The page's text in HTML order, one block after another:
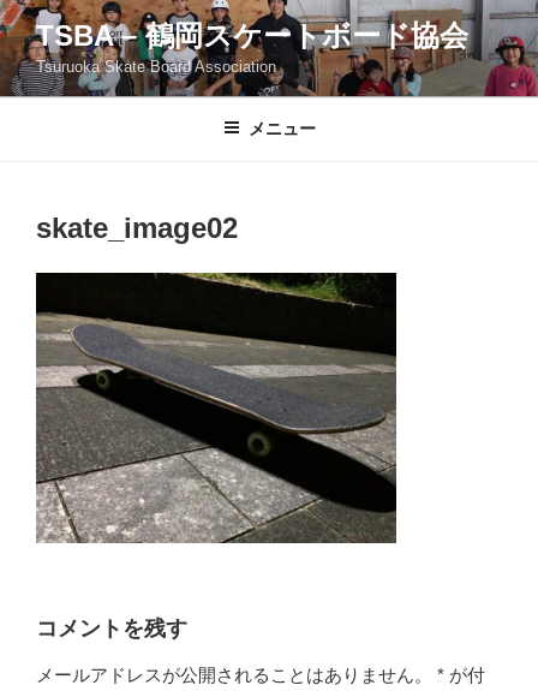
コ
ン
テ
ン
TSBA – 鶴岡スケートボード協会
Tsuruoka Skate Board Association
メニュー
skate_image02
コメントを残す
メールアドレスが公開されることはありません。 * が付